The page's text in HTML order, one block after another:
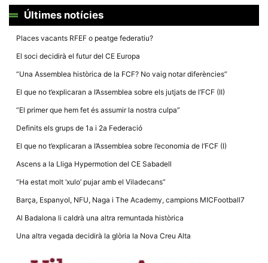
Últimes notícies
Places vacants RFEF o peatge federatiu?
El soci decidirà el futur del CE Europa
“Una Assemblea històrica de la FCF? No vaig notar diferències”
El que no t’explicaran a l’Assemblea sobre els jutjats de l’FCF (II)
“El primer que hem fet és assumir la nostra culpa”
Definits els grups de 1a i 2a Federació
El que no t’explicaran a l’Assemblea sobre l’economia de l’FCF (I)
Ascens a la Lliga Hypermotion del CE Sabadell
“Ha estat molt ‘xulo’ pujar amb el Viladecans”
Barça, Espanyol, NFU, Naga i The Academy, campions MICFootball7
Al Badalona li caldrà una altra remuntada històrica
Una altra vegada decidirà la glòria la Nova Creu Alta
web.
estadístiques
de manera
anònima d'ús
del lloc web
per a millorar
la funcionalitat
d'usuari
components
tècnics del
nostre lloc web
dades en el seu